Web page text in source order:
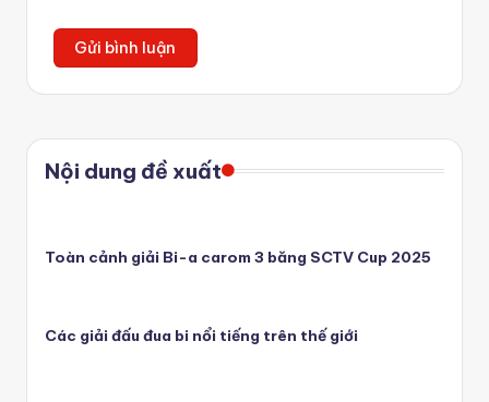
Nội dung đề xuất
Toàn cảnh giải Bi-a carom 3 băng SCTV Cup 2025
Các giải đấu đua bi nổi tiếng trên thế giới